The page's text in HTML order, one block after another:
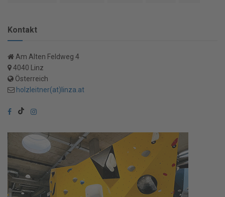
Kontakt
Am Alten Feldweg 4
4040 Linz
Österreich
holzleitner(at)linza.at